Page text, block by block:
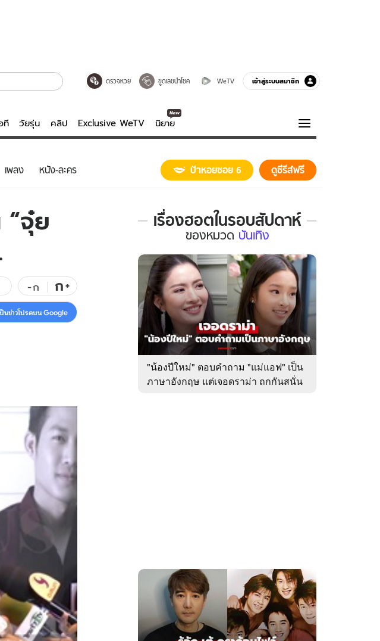
ตรวจหวย ขูดเลขนำโชค WeTV เข้าสู่ระบบสมาชิก
ที วัยรุ่น คลิป Exclusive WeTV นิยาย
บันเทิงครบรส
ดูทีวี
WeTV
Exclusive WeTV
ความรู้รอบตัว
ฮาวทู
เพลง หนัง-ละคร ป้าหอยซอย 6 ดูซีรีส์ฟรี
จุ๋ย
-ก ก+
นข่าวโปรดบน Google
เรื่องฮอตในรอบสัปดาห์
เรื่อง
ใน
รอบ
สัปดาห์
ของ
หมวด
บันเทิง
ของหมวด บันเทิง
"น้องปีใหม่" ตอบคำถาม "แม่แอฟ" เป็น
ภาษาอังกฤษ แต่เจอดราม่า ถกกันสนั่น